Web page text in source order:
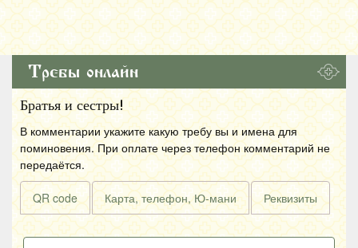
Требы онлайн
Братья и сестры!
В комментарии укажите какую требу вы и имена для
поминовения. При оплате через телефон комментарий не
передаётся.
QR code Карта, телефон, Ю-мани Реквизиты